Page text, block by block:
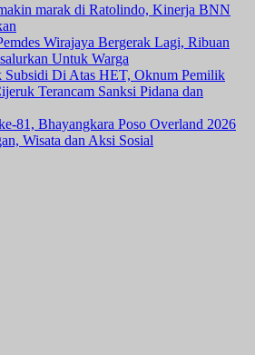
marak di Ratolindo, Kinerja BNN
Wirajaya Bergerak Lagi, Ribuan
Untuk Warga
Subsidi Di Atas HET, Oknum Pemilik
Terancam Sanksi Pidana dan
81, Bhayangkara Poso Overland 2026
Wisata dan Aksi Sosial